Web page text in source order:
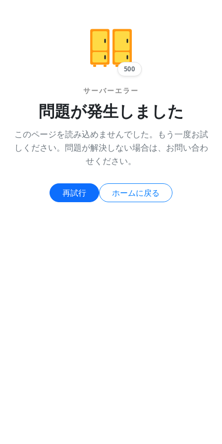
500
サーバーエラー
問題が発生しました
このページを読み込めませんでした。もう一度お試
しください。問題が解決しない場合は、お問い合わ
せください。
再試行 ホームに戻る